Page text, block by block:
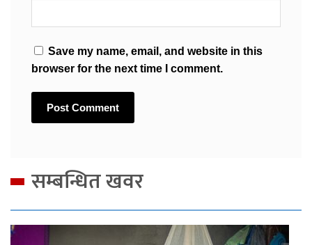
Save my name, email, and website in this
browser for the next time I comment.
सम्बन्धित खवर